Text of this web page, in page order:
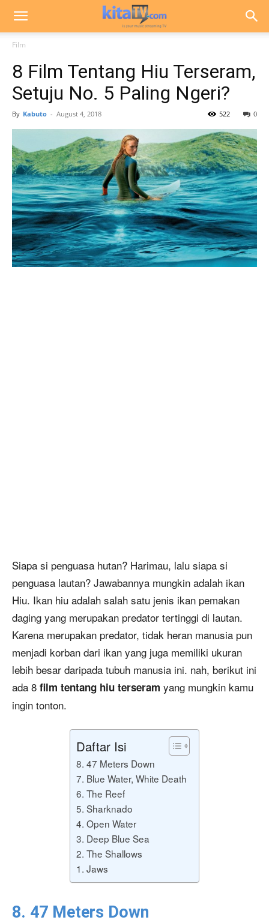
Film
8 Film Tentang Hiu Terseram,
Setuju No. 5 Paling Ngeri?
By Kabuto - August 4, 2018 0
522
Siapa si penguasa hutan? Harimau, lalu siapa si
penguasa lautan? Jawabannya mungkin adalah ikan
Hiu. Ikan hiu adalah salah satu jenis ikan pemakan
daging yang merupakan predator tertinggi di lautan.
Karena merupakan predator, tidak heran manusia pun
menjadi korban dari ikan yang juga memiliki ukuran
lebih besar daripada tubuh manusia ini. nah, berikut ini
ada 8 film tentang hiu terseram yang mungkin kamu
ingin tonton.
Daftar Isi
8. 47 Meters Down
7. Blue Water, White Death
6. The Reef
5. Sharknado
4. Open Water
3. Deep Blue Sea
2. The Shallows
1. Jaws
8. 47 Meters Down